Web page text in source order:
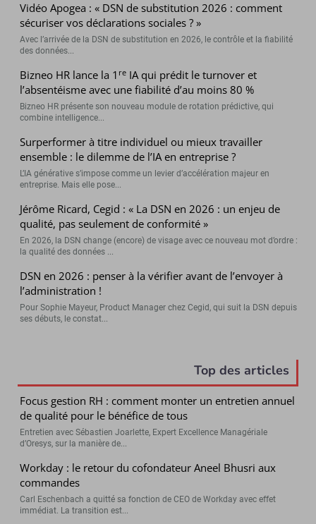
Vidéo Apogea : « DSN de substitution 2026 : comment
sécuriser vos déclarations sociales ? »
Avec l’arrivée de la DSN de substitution en 2026, le contrôle et la fiabilité
des données...
Bizneo HR lance la 1 re IA qui prédit le turnover et
l’absentéisme avec une fiabilité d’au moins 80 %
Bizneo HR présente son nouveau module de rotation prédictive, qui
combine intelligence...
Surperformer à titre individuel ou mieux travailler
ensemble : le dilemme de l’IA en entreprise ?
L’IA générative s’impose comme un levier d’accélération majeur en
entreprise. Mais elle pose...
Jérôme Ricard, Cegid : « La DSN en 2026 : un enjeu de
qualité, pas seulement de conformité »
En 2026, la DSN change (encore) de visage avec ce nouveau mot d’ordre :
la qualité des données ...
DSN en 2026 : penser à la vérifier avant de l’envoyer à
l’administration !
Pour Sophie Mayeur, Product Manager chez Cegid, qui suit la DSN depuis
ses débuts, le constat...
Top des articles
Focus gestion RH : comment monter un entretien annuel
de qualité pour le bénéfice de tous
Entretien avec Sébastien Joarlette, Expert Excellence Managériale
d’Oresys, sur la manière de...
Workday : le retour du cofondateur Aneel Bhusri aux
commandes
Carl Eschenbach a quitté sa fonction de CEO de Workday avec effet
immédiat. La transition est...